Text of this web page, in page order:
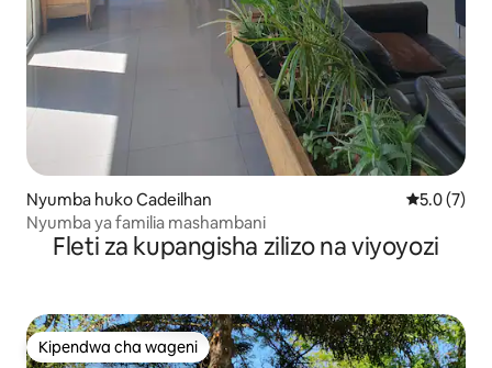
Nyumba huko Cadeilhan Ukadiriaji
5.0 (7)
Nyumba ya familia mashambani
Fleti za kupangisha zilizo na viyoyozi
Kipendwa cha wageni
Kipendwa cha wageni